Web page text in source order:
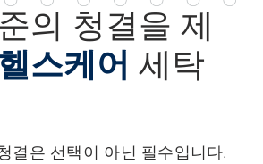
의 청결을 제
헬스케어 세탁
결은 선택이 아닌 필수입니다.